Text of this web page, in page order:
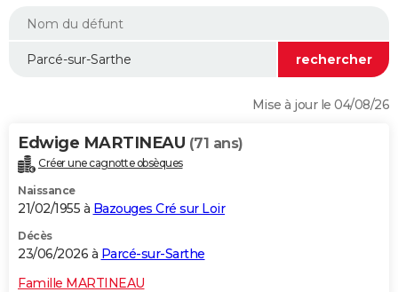
Forum
Aménagement intérieur
Extérieur
Cuisine
Salle de bains
Jardinage
Rangement
WEEK-END
Guides de France
Escapades
Patrimoine
Expositions
Musées
Week-end nature
LIFESTYLE
Alimentation
Guide de la santé
Maladies
Médicaments
Sommeil
VOYAGE
Destinations
City break
Voyage nature
Voyage de noces
Forum
Climat
+PHOTO
GUIDES D'ACHAT
BONS PLANS
CARTE DE VOEUX
Mise à jour le 04/08/26
Edwige MARTINEAU (71 ans)
Créer une cagnotte obsèques
Naissance
21/02/1955 à Bazouges Cré sur Loir
Décès
23/06/2026 à Parcé-sur-Sarthe
Famille MARTINEAU